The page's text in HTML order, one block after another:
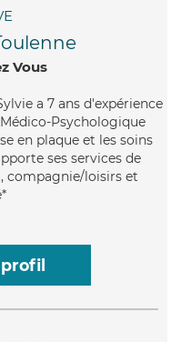
Vous
a 7 ans d'expérience
Psychologique
en plaque et les soins
ses services de
compagnie/loisirs et